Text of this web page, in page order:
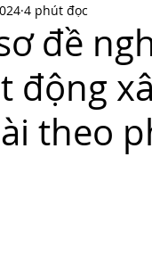
đề
động
theo
4 phút đọc